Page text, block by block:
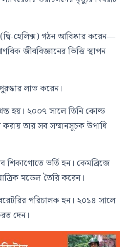
হেলিক্স) গঠন আবিষ্কার করেন—
জীববিজ্ঞানের ভিত্তি স্থাপন
লাভ করেন।
হয়। ২০০৭ সালে তিনি কোল্ড
করায় তার সব সম্মানসূচক উপাধি
শিকাগোতে ভর্তি হন। কেমব্রিজে
মডেল তৈরি করেন।
পরিচালক হন। ২০১৪ সালে
দেন।